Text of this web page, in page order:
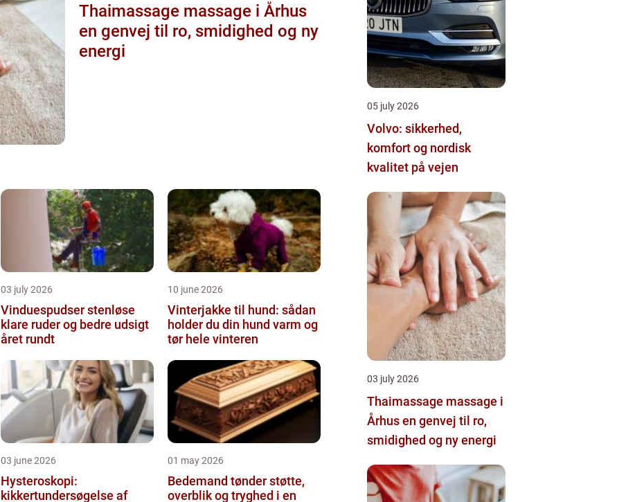
Thaimassage massage i Århus
en genvej til ro, smidighed og ny
energi
03 july 2026
Vinduespudser stenløse
klare ruder og bedre udsigt
året rundt
10 june 2026
Vinterjakke til hund: sådan
holder du din hund varm og
tør hele vinteren
03 june 2026
Hysteroskopi:
kikkertundersøgelse af
01 may 2026
Bedemand tønder støtte,
overblik og tryghed i en
05 july 2026
Volvo: sikkerhed,
komfort og nordisk
kvalitet på vejen
03 july 2026
Thaimassage massage i
Århus en genvej til ro,
smidighed og ny energi